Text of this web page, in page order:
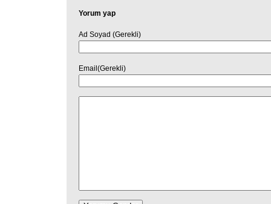
Yorum yap
Ad Soyad (Gerekli)
Email(Gerekli)